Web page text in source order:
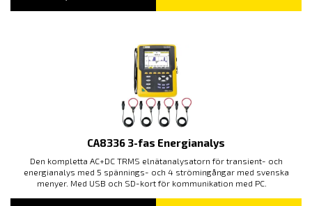
TILL
CA8336 3-fas Energianalys
Den kompletta AC+DC TRMS elnätanalysatorn för transient- och
energianalys med 5 spännings- och 4 strömingångar med svenska
menyer. Med USB och SD-kort för kommunikation med PC.